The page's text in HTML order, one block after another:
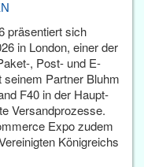
präsentiert sich
in London, einer der
, Post- und E-
Partner Bluhm
F40 in der Haupt­
Versandprozesse.
Expo zudem
Königreichs